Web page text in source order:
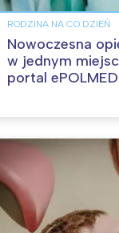
RODZINA NA CO DZIEŃ
Nowoczesna
w jednym
portal ePOLMED